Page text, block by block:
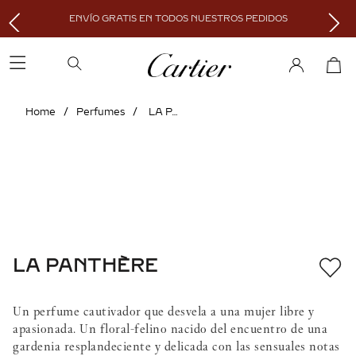
ENVÍO GRATIS EN TODOS NUESTROS PEDIDOS
Perfumes LA PANTHÈRE
LA PANTHÈRE
Un perfume cautivador que desvela a una mujer libre y
apasionada. Un floral-felino nacido del encuentro de una
gardenia resplandeciente y delicada con las sensuales notas